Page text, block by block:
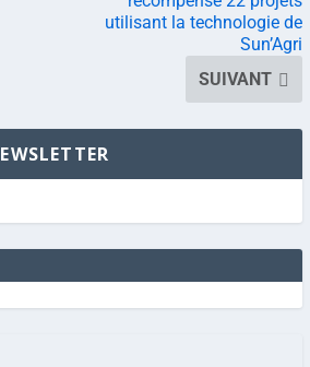
utilisant la technologie de
Sun’Agri
SUIVANT